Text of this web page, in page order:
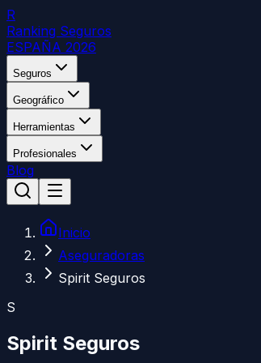
R
Ranking Seguros
ESPAÑA 2026
Seguros
Geográfico
Herramientas
Profesionales
Blog
Inicio
Aseguradoras
Spirit Seguros
S
Spirit Seguros